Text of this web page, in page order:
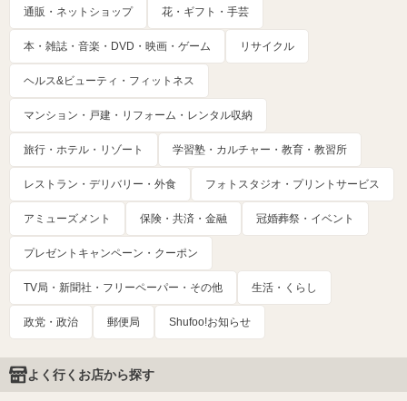
通販・ネットショップ 花・ギフト・手芸
本・雑誌・音楽・DVD・映画・ゲーム リサイクル
ヘルス&ビューティ・フィットネス
マンション・戸建・リフォーム・レンタル収納
旅行・ホテル・リゾート 学習塾・カルチャー・教育・教習所
レストラン・デリバリー・外食 フォトスタジオ・プリントサービス
アミューズメント 保険・共済・金融 冠婚葬祭・イベント
プレゼントキャンペーン・クーポン
TV局・新聞社・フリーペーパー・その他 生活・くらし
政党・政治 郵便局 Shufoo!お知らせ
よく行くお店から探す